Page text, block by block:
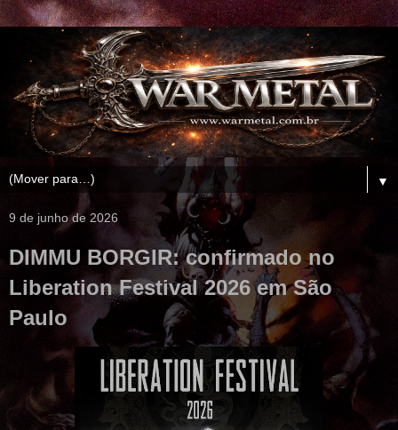
▼
9 de junho de 2026
DIMMU BORGIR: confirmado no
Liberation Festival 2026 em São
Paulo